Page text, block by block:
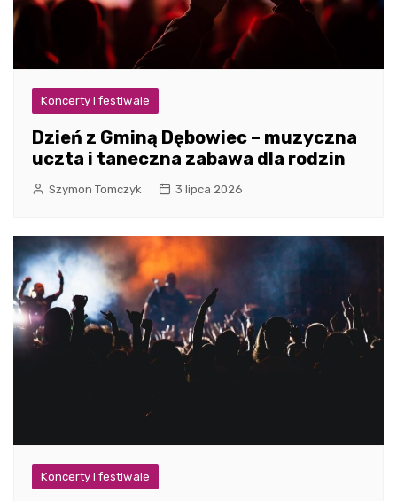
Koncerty i festiwale
Dzień z Gminą Dębowiec – muzyczna
uczta i taneczna zabawa dla rodzin
Szymon Tomczyk 3 lipca 2026
Koncerty i festiwale